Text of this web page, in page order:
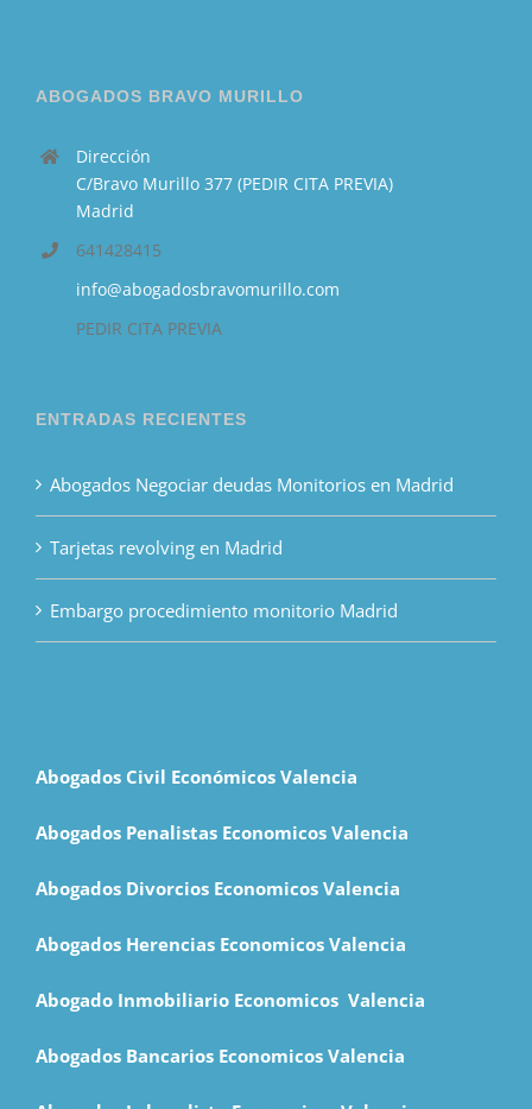
ABOGADOS BRAVO MURILLO
Dirección
C/Bravo Murillo 377 (PEDIR CITA PREVIA)
Madrid
641428415
info@abogadosbravomurillo.com
PEDIR CITA PREVIA
ENTRADAS RECIENTES
Abogados Negociar deudas Monitorios en Madrid
Tarjetas revolving en Madrid
Embargo procedimiento monitorio Madrid
Abogados Civil Económicos Valencia
Abogados Penalistas Economicos Valencia
Abogados Divorcios Economicos Valencia
Abogados Herencias Economicos Valencia
Abogado Inmobiliario Economicos Valencia
Abogados Bancarios Economicos Valencia